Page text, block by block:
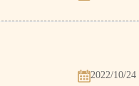
2022/10/24